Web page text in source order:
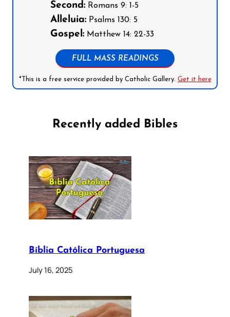
Second: Romans 9: 1-5
Alleluia: Psalms 130: 5
Gospel: Matthew 14: 22-33
FULL MASS READINGS
*This is a free service provided by Catholic Gallery. Get it here
Recently added Bibles
Bíblia Católica Portuguesa
July 16, 2025